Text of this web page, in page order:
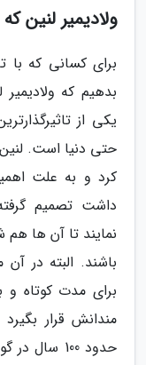
ولادیمیر لنین
برای کسانی که با
بدهیم که
یکی از
کرد و به علت
داشت تصمیم
نمایند تا آن ها
باشند. البته در
برای مدت کوتاه
مندانش قرار
حدود 100